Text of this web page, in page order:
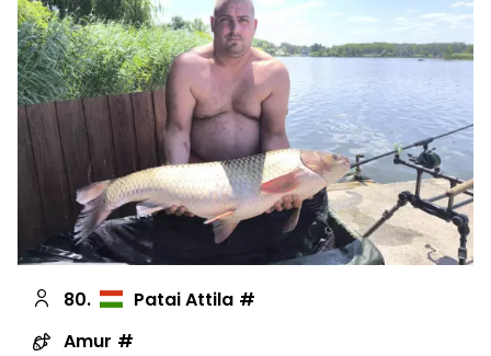
80.
Patai Attila
Amur